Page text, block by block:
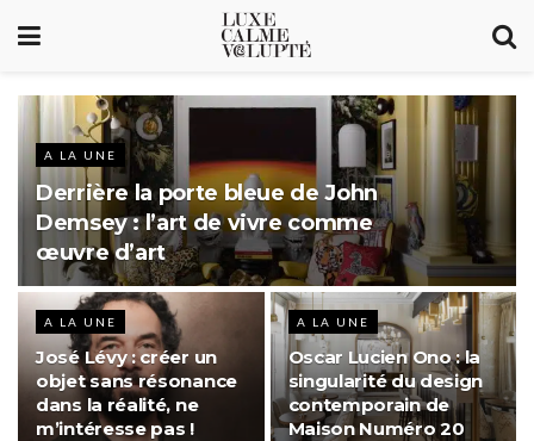
A LA UNE
Derrière la porte bleue de John
Demsey : l’art de vivre comme
œuvre d’art
A LA UNE
José Lévy : créer un
objet sans résonance
dans la réalité, ne
m’intéresse pas !
A LA UNE
Oscar Lucien Ono : la
singularité du design
contemporain de
Maison Numéro 20